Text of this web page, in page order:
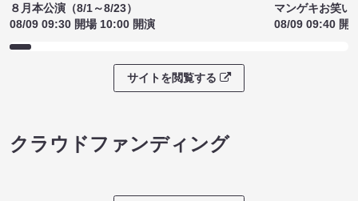
８月本公演（8/1～8/23）
08/09 09:30 開場 10:00 開演
マンゲキお笑い
08/09 09:40 開
サイトを閲覧する
クラウドファンディング